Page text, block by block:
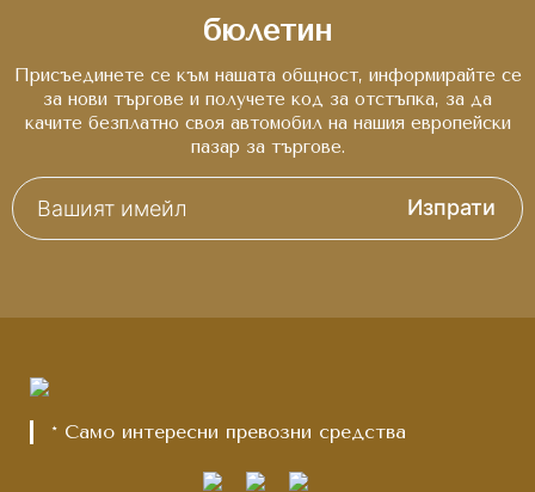
бюлетин
Присъединете се към нашата общност, информирайте се
за нови търгове и получете код за отстъпка, за да
качите безплатно своя автомобил на нашия европейски
пазар за търгове.
Изпрати
* Само интересни превозни средства